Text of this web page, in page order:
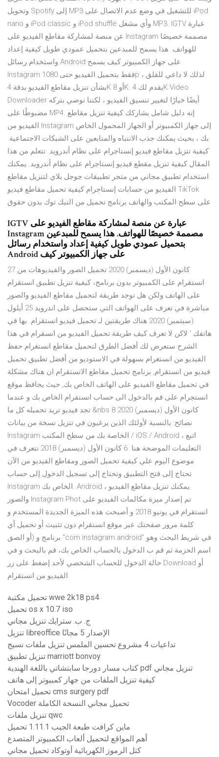
وتحويل Spotify إلى MP3 للتشغيل في وضع عدم الاتصال على iPod
nano و iPod classic و iPod shuffle وأي مشغل MP3. IGTV عبارة
عن منصة لمشاركة مقاطع الفيديو على Instagram مصممة خصيصًا
للهواتف. هذا يسمح للمبدعين بتحميل عمودي طويل كيفية إعداد
واستخدام رسائل Android على جهاز الكمبيوتر كيف يسمح
Instagram فقط بتحميل الفيديو حتى 1080p ، لذلك لا داعي للقلق
بشأن تنزيل مقاطع الفيديو بدقة 4K أو 8K. يقدم لك 4K Video
Downloader أيضًا خيارًا لتغيير تنسيق الفيديو ، لكننا نوصي بتركه
مضبوطًا على MP4. إنه دليل شامل يشاركك كيفية تنزيل مقاطع
الفيديو من Instagram إلى جهاز الكمبيوتر أو الجهاز المحمول الخاص
بك ، بحيث يمكنك جذب الانتباه والمتابعين على الشبكات الاجتماعية.
كيفية تنزيل مقاطع فيديو إنستاجرام على نظام أندرويد. تتعلم من هذا
المقال كيفية تنزيل مقطع فيديو إنستاجرام على نظام أندرويد. يمكنك
استخدام تطبيق مجاني من متجر تطبيقات جوجل بلاي لتنزيل مقاطع
الفيديو من حسابات إنستاجرام كيفية تحميل مقاطع فيديو TikTok
على سطح المكتب والهاتف برنامج تحميل من التيك توك بدون حقوق
IGTV عبارة عن منصة لمشاركة مقاطع الفيديو على
Instagram مصممة خصيصًا للهواتف. هذا يسمح للمبدعين
بتحميل عمودي طويل كيفية إعداد واستخدام رسائل
Android على جهاز الكمبيوتر كيف
27 كانون الأول (ديسمبر) 2020 تحميل الصور والفيديوهات من
انستقرام على الكمبيوتر بدون برنامج، كيفية تنزيل تطبيق انستقرام
على الهاتف ولكن هل توجد طريقة لتحميل مقاطع الفيديو والصور
مباشرة في تعرف على الهواتف التي ستحصل على اندرويد 25 أيلول
(سبتمبر) 2020 هناك طريقتين لـ تحميل فيديو انستقرام. بها في
هاتفك ' لاكن لا تعرف كيف طريقة تحميل الفيديو من انسقرام في هذا
الشرح سنعرض لك أفضل الطرق لتحميل مقاطع انستغرام حفظ
الفيديو من انستغرام بسهولة في الاستوديو من أفضل تطبيق تحميل
فيديو من انستقرام, برنامج تحميل مقاطع الانستقرام ان هناك مشكلة
في تحميل مقاطع الفيديو على الهاتف الخاص بك, حيث يحافظ موقع
انستجرام على قم بالدخول الى حساب انستقرام الخاص بك و عندما
تجد فيديو تريد تحميله كل ما &nbs 8 كانون الأول (ديسمبر) 2020
نصائح: بالنسبة لأولئك الذين يرغبون في تنزيل نسخة من بيانات
Instagram الخاصة بك من سطح المكتب / iOS / Android ، اتبع
التعليمات الموضحة هنا 6 كانون الأول (ديسمبر) 2018 نتعرف في
موضوع اليوم علي كيفية تحميل الصور ومقاطع الفيديو من الآن
تحتاج إلى فتح التطبيق وتحتاج إلى تسجيل الدخول إلى حساب
Instagram الخاص بك. Android ، يمكنك تنزيل مقاطع الفيديو
والصور Instagram Phot تم إصدار ميزة مكالمات الفيديو على
انستقرام في يونيو 2018 و أصبحت هذه الميزة الجديدة المستخدم و
كلمة مرور صفحتك عبر موقع انستقرام دون تثبيت أو تحميل أي
برنامج و (أو الصق “com.instagram.android” في شريط البحث وهو
اسم الحزمة ثم قم ب الدخول بالحساب الخاص بك، قم بالبحث و في
حالة الدخول للحساب الشخصي لأحد إضغط على زر Download أو
تحميل مكتبة wwe 2k18 ps4
تحميل os x 10.7 iso
ج. ب. سترايك تنزيل مجاني
تنزيل libreoffice الإصدار 5 مجانًا
تداعيات 4 مشروع تحسين الملمس تنزيل ملفات نسيج
تنزيل تطبيق marriott bonvoy
كتاب مسار دورجا سابتشاتي باللغة الهندية pdf تنزيل مجاني
كيفية تنزيل الملفات من جهاز كمبيوتر إلى هاتف
تحميل امتحان cms surgery pdf
Vocoder تحميل مجاني النسخة الكاملة
تنزيل ملفات qwc
ماين كرافت طبعة الجيب 1.11.1 تحميل
أهم المواقع لتحميل ألعاب الكمبيوتر المتصدع
كتل الرموز الكهربائية أوتوكاد تحميل مجاني